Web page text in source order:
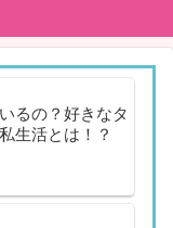
るの？好きなタ
生活とは！？